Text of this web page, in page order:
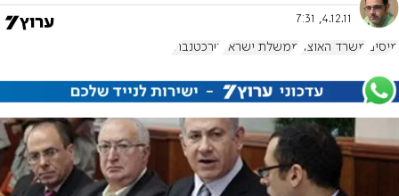
4.12.11, 7:31
מיסים משרד האוצר ממשלת ישראל טרכטנברג